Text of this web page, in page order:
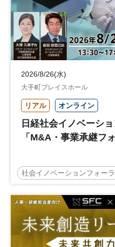
2026/8/26(水)
大手町プレイスホール
リアル オンライン
日経社会イノベーシ
「M&A・事業承継フ
社会イノベーションフォー
事業承継 中堅中小企業
日経社会イノベーションフ